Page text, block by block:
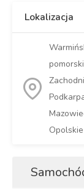
Lokalizacja
Opolskie